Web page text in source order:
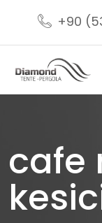
content
+90
cafe